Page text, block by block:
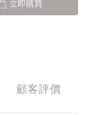
立即購買
顧客評價